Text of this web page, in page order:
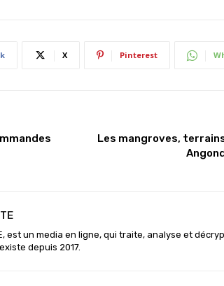
X Pinterest
Les mangroves,
est un media en ligne, qui traite, analyse et
depuis 2017.